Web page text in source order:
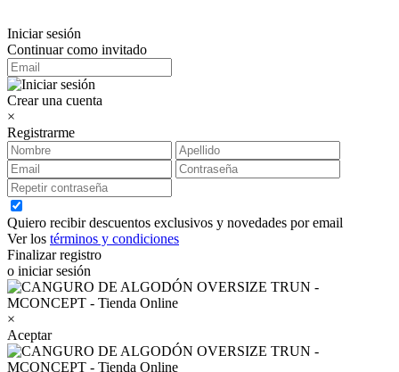
Iniciar sesión
Continuar como invitado
Crear una cuenta
×
Registrarme
Quiero recibir descuentos exclusivos y novedades por email
Ver los términos y condiciones
Finalizar registro
o iniciar sesión
×
Aceptar